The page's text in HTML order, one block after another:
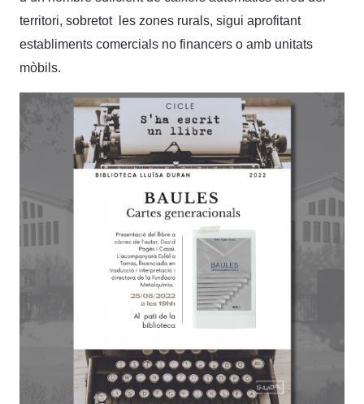
territori, sobretot les zones rurals, sigui aprofitant
establiments comercials no financers o amb unitats
mòbils.